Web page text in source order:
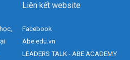
Liên kết website
Facebook
Abe.edu.vn
LEADERS TALK - ABE ACADEMY